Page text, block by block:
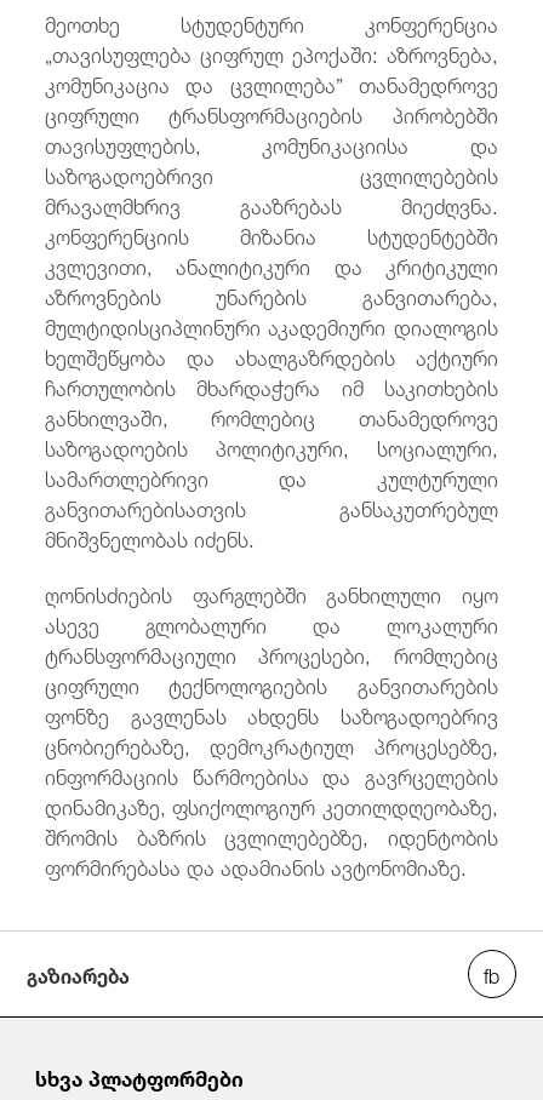
მეოთხე სტუდენტური კონფერენცია
„თავისუფლება ციფრულ ეპოქაში: აზროვნება,
კომუნიკაცია და ცვლილება” თანამედროვე
ციფრული ტრანსფორმაციების პირობებში
თავისუფლების, კომუნიკაციისა და
საზოგადოებრივი ცვლილებების
მრავალმხრივ გააზრებას მიეძღვნა.
კონფერენციის მიზანია სტუდენტებში
კვლევითი, ანალიტიკური და კრიტიკული
აზროვნების უნარების განვითარება,
მულტიდისციპლინური აკადემიური დიალოგის
ხელშეწყობა და ახალგაზრდების აქტიური
ჩართულობის მხარდაჭერა იმ საკითხების
განხილვაში, რომლებიც თანამედროვე
საზოგადოების პოლიტიკური, სოციალური,
სამართლებრივი და კულტურული
განვითარებისათვის განსაკუთრებულ
მნიშვნელობას იძენს.
ღონისძიების ფარგლებში განხილული იყო
ასევე გლობალური და ლოკალური
ტრანსფორმაციული პროცესები, რომლებიც
ციფრული ტექნოლოგიების განვითარების
ფონზე გავლენას ახდენს საზოგადოებრივ
ცნობიერებაზე, დემოკრატიულ პროცესებზე,
ინფორმაციის წარმოებისა და გავრცელების
დინამიკაზე, ფსიქოლოგიურ კეთილდღეობაზე,
შრომის ბაზრის ცვლილებებზე, იდენტობის
ფორმირებასა და ადამიანის ავტონომიაზე.
გაზიარება
სხვა პლატფორმები